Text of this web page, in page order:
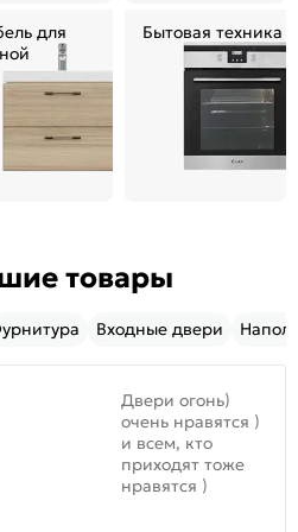
для
Бытовая техника
товары
Входные двери
Двери огонь)
очень нравятся )
и всем, кто
приходят тоже
нравятся )